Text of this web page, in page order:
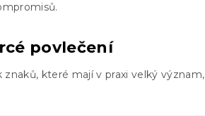
povlečení
které mají v praxi velký význam,